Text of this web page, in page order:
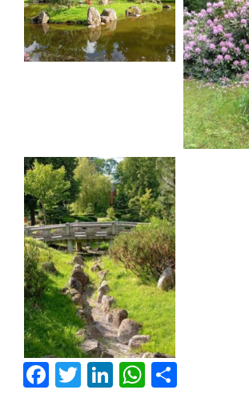
Facebook
Twitter
LinkedIn
WhatsApp